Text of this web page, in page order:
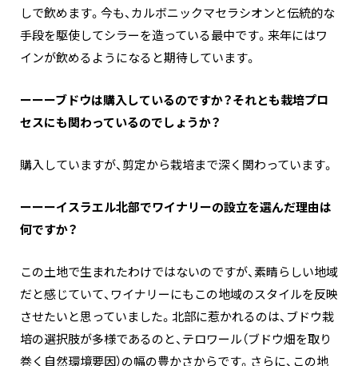
しで飲めます。今も、カルボニックマセラシオンと伝統的な
手段を駆使してシラーを造っている最中です。来年にはワ
インが飲めるようになると期待しています。
ーーーブドウは購入しているのですか？それとも栽培プロ
セスにも関わっているのでしょうか？
購入していますが、剪定から栽培まで深く関わっています。
ーーーイスラエル北部でワイナリーの設立を選んだ理由は
何ですか？
この土地で生まれたわけではないのですが、素晴らしい地域
だと感じていて、ワイナリーにもこの地域のスタイルを反映
させたいと思っていました。北部に惹かれるのは、ブドウ栽
培の選択肢が多様であるのと、テロワール（ブドウ畑を取り
巻く自然環境要因）の幅の豊かさからです。さらに、この地